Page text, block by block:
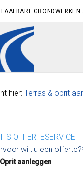
GRONDWERKEN
hier: Terras & oprit
OFFERTESERVICE
wilt u een
Oprit aanleggen